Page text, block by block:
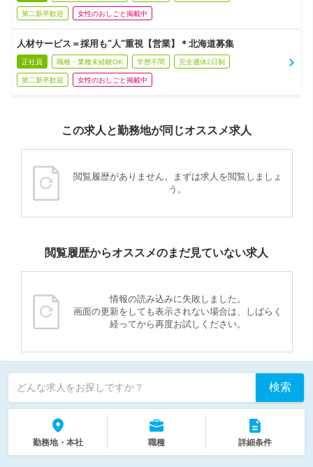
第二新卒歓迎 女性のおしごと掲載中
人材サービス＝採用も"人"重視【営業】＊北海道募集
正社員 職種・業種未経験OK 学歴不問 完全週休2日制
第二新卒歓迎 女性のおしごと掲載中
この求人と勤務地が同じオススメ求人
閲覧履歴がありません。まずは求人を閲覧しましょ
う。
閲覧履歴からオススメのまだ見ていない求人
情報の読み込みに失敗しました。
画面の更新をしても表示されない場合は、しばらく
経ってから再度お試しください。
どんな求人をお探しですか？ 検索
勤務地・本社 職種 詳細条件